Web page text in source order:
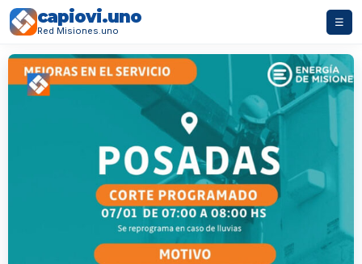
capiovi.uno
Red Misiones.uno
☰